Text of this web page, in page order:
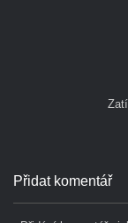
Přidat komentář